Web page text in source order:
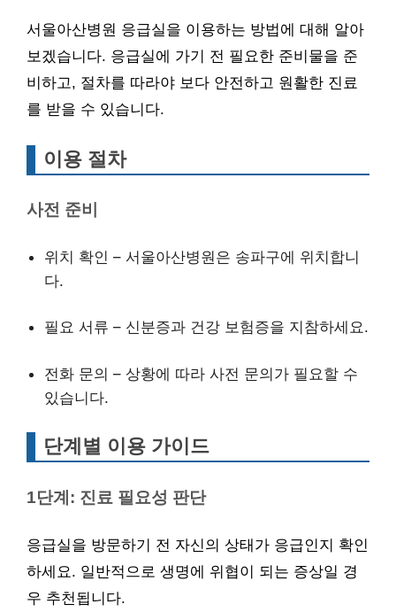
서울아산병원 응급실을 이용하는 방법에 대해 알아
보겠습니다. 응급실에 가기 전 필요한 준비물을 준
비하고, 절차를 따라야 보다 안전하고 원활한 진료
를 받을 수 있습니다.
이용 절차
사전 준비
위치 확인 – 서울아산병원은 송파구에 위치합니
다.
필요 서류 – 신분증과 건강 보험증을 지참하세요.
전화 문의 – 상황에 따라 사전 문의가 필요할 수
있습니다.
단계별 이용 가이드
1단계: 진료 필요성 판단
응급실을 방문하기 전 자신의 상태가 응급인지 확인
하세요. 일반적으로 생명에 위협이 되는 증상일 경
우 추천됩니다.